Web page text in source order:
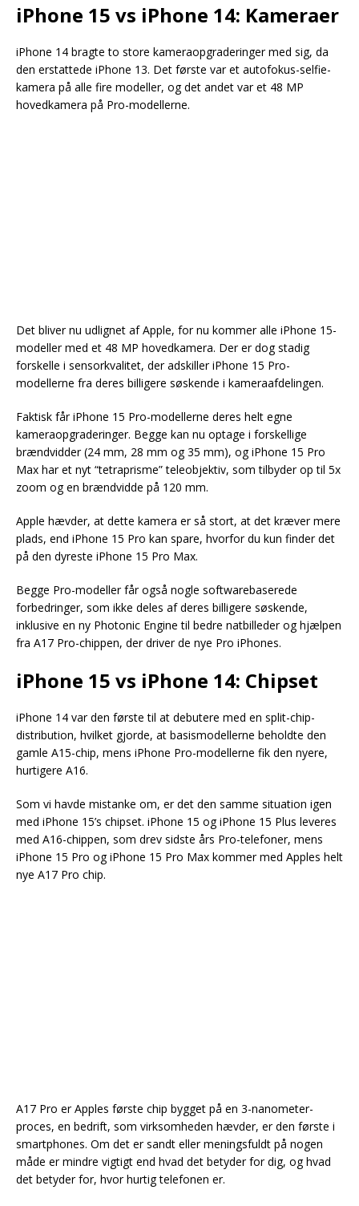
iPhone 15 vs iPhone 14: Kameraer
iPhone 14 bragte to store kameraopgraderinger med sig, da
den erstattede iPhone 13. Det første var et autofokus-selfie-
kamera på alle fire modeller, og det andet var et 48 MP
hovedkamera på Pro-modellerne.
Det bliver nu udlignet af Apple, for nu kommer alle iPhone 15-
modeller med et 48 MP hovedkamera. Der er dog stadig
forskelle i sensorkvalitet, der adskiller iPhone 15 Pro-
modellerne fra deres billigere søskende i kameraafdelingen.
Faktisk får iPhone 15 Pro-modellerne deres helt egne
kameraopgraderinger. Begge kan nu optage i forskellige
brændvidder (24 mm, 28 mm og 35 mm), og iPhone 15 Pro
Max har et nyt “tetraprisme” teleobjektiv, som tilbyder op til 5x
zoom og en brændvidde på 120 mm.
Apple hævder, at dette kamera er så stort, at det kræver mere
plads, end iPhone 15 Pro kan spare, hvorfor du kun finder det
på den dyreste iPhone 15 Pro Max.
Begge Pro-modeller får også nogle softwarebaserede
forbedringer, som ikke deles af deres billigere søskende,
inklusive en ny Photonic Engine til bedre natbilleder og hjælpen
fra A17 Pro-chippen, der driver de nye Pro iPhones.
iPhone 15 vs iPhone 14: Chipset
iPhone 14 var den første til at debutere med en split-chip-
distribution, hvilket gjorde, at basismodellerne beholdte den
gamle A15-chip, mens iPhone Pro-modellerne fik den nyere,
hurtigere A16.
Som vi havde mistanke om, er det den samme situation igen
med iPhone 15’s chipset. iPhone 15 og iPhone 15 Plus leveres
med A16-chippen, som drev sidste års Pro-telefoner, mens
iPhone 15 Pro og iPhone 15 Pro Max kommer med Apples helt
nye A17 Pro chip.
A17 Pro er Apples første chip bygget på en 3-nanometer-
proces, en bedrift, som virksomheden hævder, er den første i
smartphones. Om det er sandt eller meningsfuldt på nogen
måde er mindre vigtigt end hvad det betyder for dig, og hvad
det betyder for, hvor hurtig telefonen er.